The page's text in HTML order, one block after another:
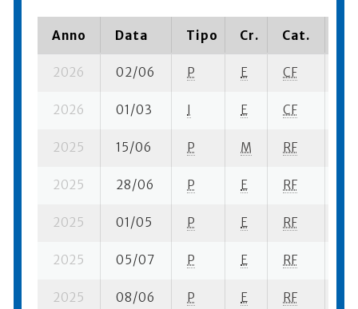
Anno Data Tipo Cr. Cat.
2026 02/06 P E CF
2026 01/03 I E CF
2025 15/06 P M RF
2025 28/06 P E RF
2025 01/05 P E RF
2025 05/07 P E RF
2025 08/06 P E RF